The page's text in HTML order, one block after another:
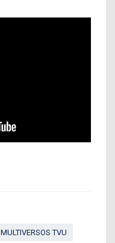
MULTIVERSOS TVU